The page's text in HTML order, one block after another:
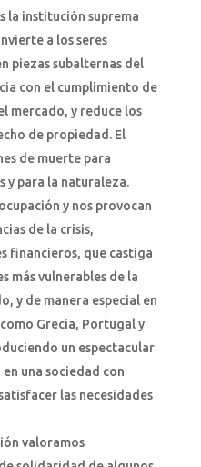
la institución suprema
a los seres
piezas subalternas del
con el cumplimiento de
mercado, y reduce los
de propiedad. El
de muerte para
y para la naturaleza.
y nos provocan
de la crisis,
financieros, que castiga
más vulnerables de la
y de manera especial en
Grecia, Portugal y
un espectacular
una sociedad con
las necesidades
valoramos